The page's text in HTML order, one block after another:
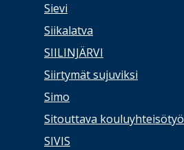
Sievi
Siikalatva
SIILINJÄRVI
Siirtymät sujuviksi
Simo
Sitouttava kouluyhteisötyö
SIVIS